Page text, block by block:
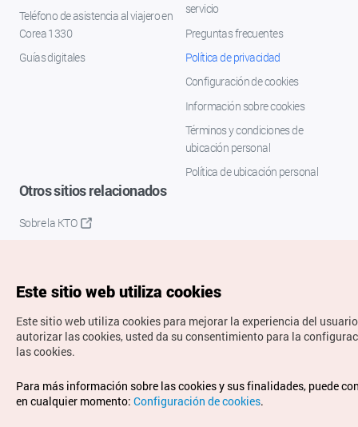
Teléfono de asistencia al viajero en
Corea 1330
Guías digitales
servicio
Preguntas frecuentes
Política de privacidad
Configuración de cookies
Información sobre cookies
Términos y condiciones de
ubicación personal
Política de ubicación personal
Otros sitios relacionados
Sobre la KTO
Copyrights © Organización de Turismo de Corea. Todos los
derechos reservados.
Para informes de errores y cuestiones relacionadas con el
Este sitio web utiliza cookies
Este sitio web utiliza cookies para mejorar la experiencia del
autorizar las cookies, usted da su consentimiento para la
las cookies.
Para más información sobre las cookies y sus finalidades, puede
en cualquier momento: Configuración de cookies.